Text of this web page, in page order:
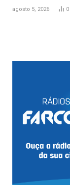
agosto 5, 2026 0